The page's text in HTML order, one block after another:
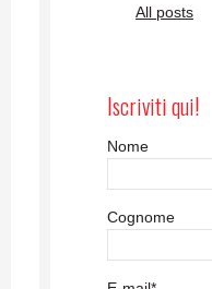
All posts
Iscriviti qui!
Nome
Cognome